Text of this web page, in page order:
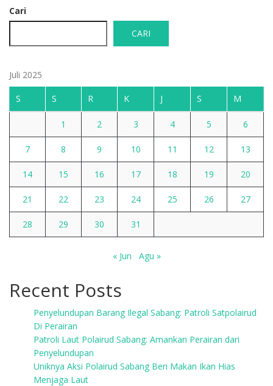
Cari
CARI
Juli 2025
S S R K J S M
1 2 3 4 5 6
7 8 9 10 11 12 13
14 15 16 17 18 19 20
21 22 23 24 25 26 27
28 29 30 31
« Jun Agu »
Recent Posts
Penyelundupan Barang Ilegal Sabang: Patroli Satpolairud
Di Perairan
Patroli Laut Polairud Sabang: Amankan Perairan dari
Penyelundupan
Uniknya Aksi Polairud Sabang Beri Makan Ikan Hias
Menjaga Laut